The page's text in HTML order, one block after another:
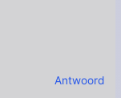
Antwoord